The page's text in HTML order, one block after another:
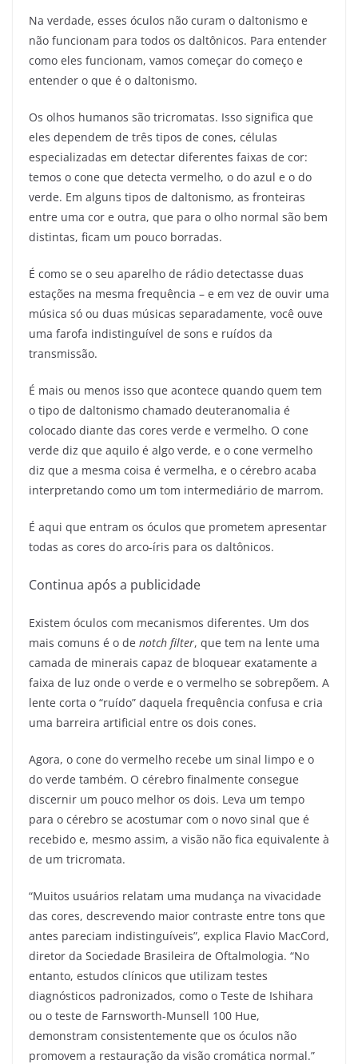
Na verdade, esses óculos não curam o daltonismo e
não funcionam para todos os daltônicos. Para entender
como eles funcionam, vamos começar do começo e
entender o que é o daltonismo.
Os olhos humanos são tricromatas. Isso significa que
eles dependem de três tipos de cones, células
especializadas em detectar diferentes faixas de cor:
temos o cone que detecta vermelho, o do azul e o do
verde. Em alguns tipos de daltonismo, as fronteiras
entre uma cor e outra, que para o olho normal são bem
distintas, ficam um pouco borradas.
É como se o seu aparelho de rádio detectasse duas
estações na mesma frequência – e em vez de ouvir uma
música só ou duas músicas separadamente, você ouve
uma farofa indistinguível de sons e ruídos da
transmissão.
É mais ou menos isso que acontece quando quem tem
o tipo de daltonismo chamado deuteranomalia é
colocado diante das cores verde e vermelho. O cone
verde diz que aquilo é algo verde, e o cone vermelho
diz que a mesma coisa é vermelha, e o cérebro acaba
interpretando como um tom intermediário de marrom.
É aqui que entram os óculos que prometem apresentar
todas as cores do arco-íris para os daltônicos.
Continua após a publicidade
Existem óculos com mecanismos diferentes. Um dos
mais comuns é o de notch filter, que tem na lente uma
camada de minerais capaz de bloquear exatamente a
faixa de luz onde o verde e o vermelho se sobrepõem. A
lente corta o “ruído” daquela frequência confusa e cria
uma barreira artificial entre os dois cones.
Agora, o cone do vermelho recebe um sinal limpo e o
do verde também. O cérebro finalmente consegue
discernir um pouco melhor os dois. Leva um tempo
para o cérebro se acostumar com o novo sinal que é
recebido e, mesmo assim, a visão não fica equivalente à
de um tricromata.
“Muitos usuários relatam uma mudança na vivacidade
das cores, descrevendo maior contraste entre tons que
antes pareciam indistinguíveis”, explica Flavio MacCord,
diretor da Sociedade Brasileira de Oftalmologia. “No
entanto, estudos clínicos que utilizam testes
diagnósticos padronizados, como o Teste de Ishihara
ou o teste de Farnsworth-Munsell 100 Hue,
demonstram consistentemente que os óculos não
promovem a restauração da visão cromática normal.”